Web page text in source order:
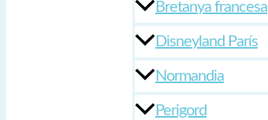
Bretanya francesa
Disneyland París
Normandia
Perigord